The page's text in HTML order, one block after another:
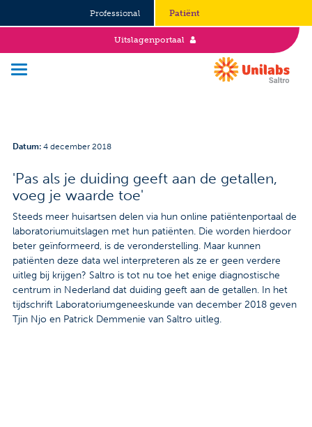
Professional Patiënt
Uitslagenportaal
Duurzaamheid en Good Governance
Werken bij
Stages
Vacatures
Contact
Datum: 4 december 2018
'Pas als je duiding geeft aan de getallen,
voeg je waarde toe'
Steeds meer huisartsen delen via hun online patiëntenportaal de
laboratoriumuitslagen met hun patiënten. Die worden hierdoor
beter geïnformeerd, is de veronderstelling. Maar kunnen
patiënten deze data wel interpreteren als ze er geen verdere
uitleg bij krijgen? Saltro is tot nu toe het enige diagnostische
centrum in Nederland dat duiding geeft aan de getallen. In het
tijdschrift Laboratoriumgeneeskunde van december 2018 geven
Tjin Njo en Patrick Demmenie van Saltro uitleg.